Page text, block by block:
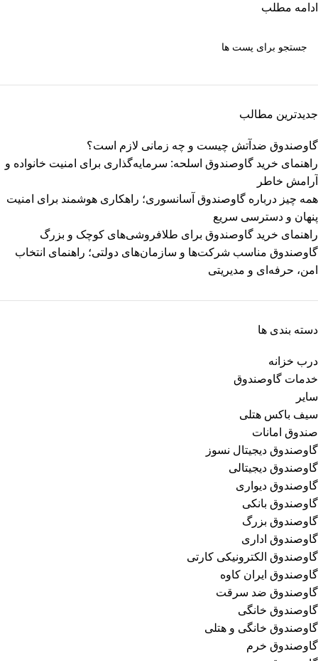
ادامه مطلب
جدیدترین مطالب
گاوصندوق ضدآتش چیست و چه زمانی لازم است؟
راهنمای خرید گاوصندوق اسلحه: سرمایه‌گذاری برای امنیت خانواده و
آرامش خاطر
همه چیز درباره گاوصندوق آسانسوری؛ راهکاری هوشمند برای امنیت
پنهان و دسترسی سریع
راهنمای خرید گاوصندوق برای طلافروشی‌های کوچک و بزرگ
گاوصندوق مناسب شرکت‌ها و سازمان‌های دولتی؛ راهنمای انتخاب
امن، حرفه‌ای و مدیریتی
دسته بندی ها
درب خزانه
خدمات گاوصندوق
سایر
سیف باکس هتلی
صندوق امانات
گاوصندوق دیجیتال نسوز
گاوصندوق دیجیتالی
گاوصندوق دیواری
گاوصندوق بانکی
گاوصندوق بزرگ
گاوصندوق اداری
گاوصندوق الکترونیکی کارتی
گاوصندوق ایران کاوه
گاوصندوق ضد سرقت
گاوصندوق خانگی
گاوصندوق خانگی و هتلی
گاوصندوق خرم